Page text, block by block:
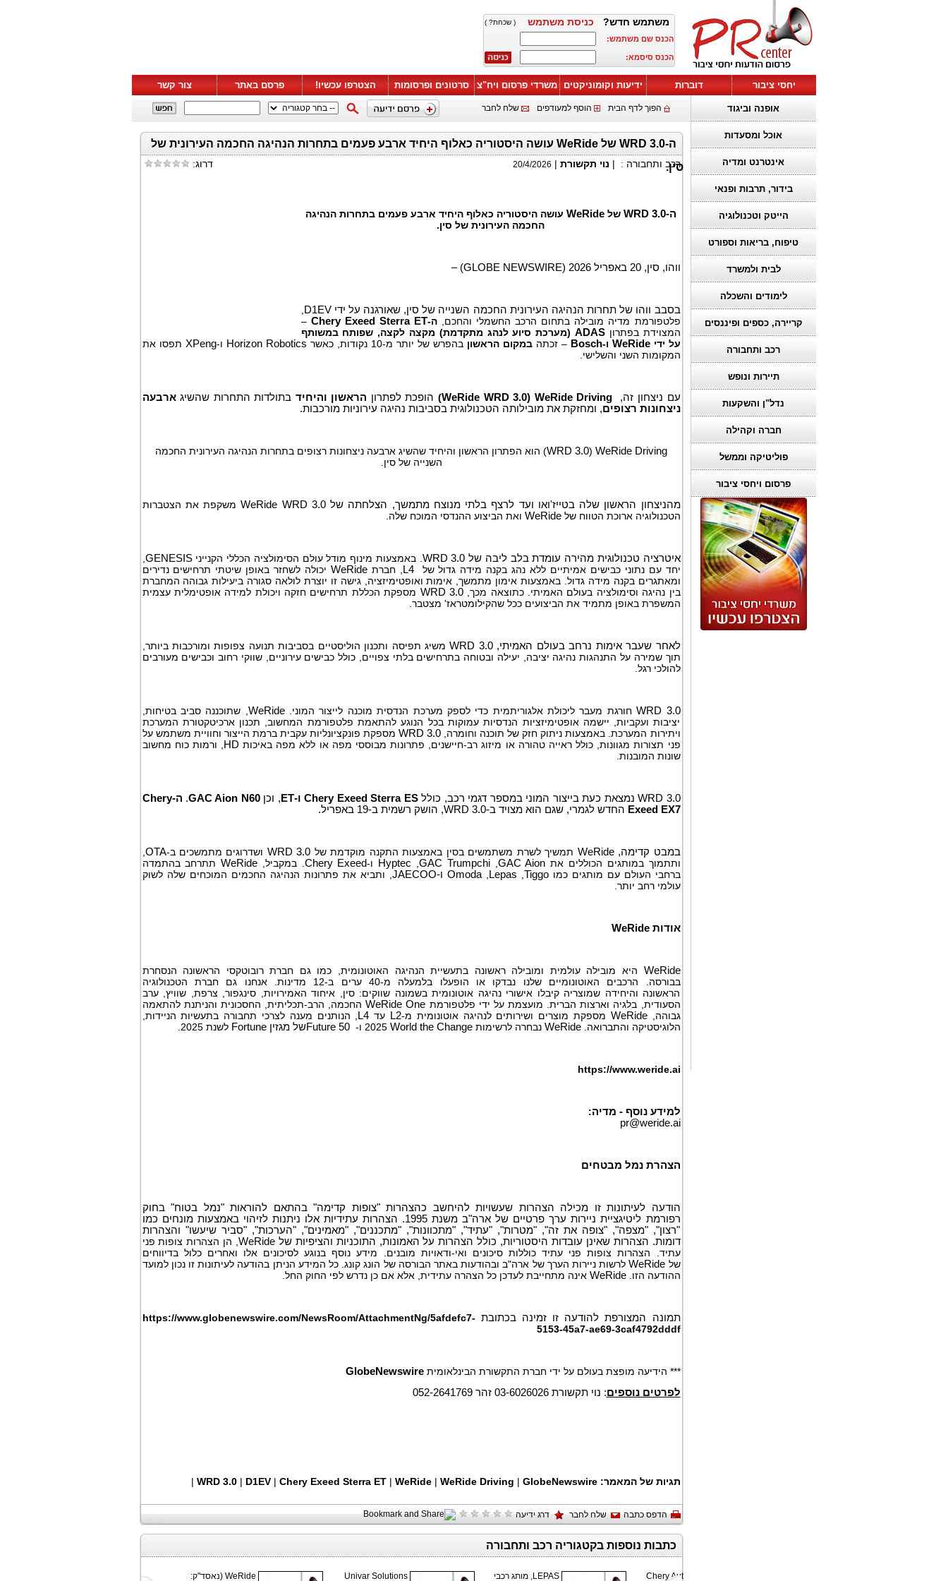
משתמש חדש? כניסת משתמש ( שכחת? )
הכנס שם משתמש:
הכנס סיסמא:
יחסי ציבור דוברות ידיעות וקומוניקטים משרדי פרסום ויח"צ סרטונים ופרסומות הצטרפו עכשיו! פרסם באתר צור קשר
אופנה וביגוד
אוכל ומסעדות
אינטרנט ומדיה
בידור, תרבות ופנאי
הייטק וטכנולוגיה
טיפוח, בריאות וספורט
לבית ולמשרד
לימודים והשכלה
קריירה, כספים ופיננסים
רכב ותחבורה
תיירות ונופש
נדל"ן והשקעות
חברה וקהילה
פוליטיקה וממשל
פרסום ויחסי ציבור
הפוך לדף הבית הוסף למעודפים שלח לחבר
ה-WRD 3.0 של WeRide עושה היסטוריה כאלוף היחיד ארבע פעמים בתחרות הנהיגה החכמה העירונית של
סין.
רכב ותחבורה :
| נוי תקשורת |
20/4/2026 דרוג:
ה-WRD 3.0 שלWeRide עושה היסטוריה כאלוף היחיד ארבע פעמים בתחרות הנהיגה
החכמה העירונית של סין.
ווהו, סין, 20 באפריל 2026 (GLOBE NEWSWIRE) –
בסבב ווהו של תחרות הנהיגה העירונית החכמה השנייה של סין, שאורגנה על ידיD1EV
פלטפורמת מדיה מובילה בתחום הרכב החשמלי והחכם,ה-Chery Exeed Sterra ET
–
המצוידת בפתרוןADAS (מערכת סיוע לנהג מתקדמת) מקצה לקצה, שפותח במשותף
על ידיWeRide ו-Bosch – זכתהבמקום הראשון בהפרש של יותר מ-10 נקודות, כאשר Horizon Robotics ו-XPeng תפסו את
המקומות השני והשלישי.
עם ניצחון זה, WeRide Driving
(
WeRide WRD 3.0
) הופכת לפתרון הראשון והיחיד בתולדות התחרות שהשיגארבעה
ניצחונות רצופים, ומחזקת את מובילותה הטכנולוגית בסביבות נהיגה עירוניות מורכבות.
WeRide Driving
(
WRD 3.0) הוא הפתרון הראשון והיחיד שהשיג ארבעה ניצחונות רצופים בתחרות הנהיגה העירונית החכמה
השנייה של סין.
מהניצחון הראשון שלה בטייז'ואו ועד לרצף בלתי מנוצח מתמשך, הצלחתה שלWeRide WRD 3.0משקפת את הצטברות
הטכנולוגיה ארוכת הטווח שלWeRide ואת הביצוע ההנדסי המוכח שלה.
איטרציה טכנולוגית מהירה עומדת בלב ליבה של WRD 3.0 . באמצעות מינוף מודל עולם הסימולציה הכללי הקנייניGENESIS
יחד עם נתוני כבישים אמיתיים ללא נהג בקנה מידה גדול של
L4 , חברתWeRide יכולה לשחזר באופן שיטתי תרחישים נדירים
ומאתגרים בקנה מידה גדול. באמצעות אימון מתמשך, אימות ואופטימיזציה, גישה זו יוצרת לולאה סגורה ביעילות גבוהה המחברת
בין נהיגה וסימולציה בעולם האמיתי. כתוצאה מכך,WRD 3.0 מספקת הכללת תרחישים חזקה ויכולת למידה אופטימלית עצמית
המשפרת באופן מתמיד את הביצועים ככל שהקילומטראז' מצטבר.
לאחר שעבר אימות נרחב בעולם האמיתי,WRD 3.0משיג תפיסה ותכנון הוליסטיים בסביבות תנועה צפופות ומורכבות ביותר,
תוך שמירה על התנהגות נהיגה יציבה, יעילה ובטוחה בתרחישים בלתי צפויים, כולל כבישים עירוניים, שווקי רחוב וכבישים מעורבים
להולכי רגל.
WRD 3.0חורגת מעבר ליכולת אלגוריתמית כדי לספק מערכת הנדסית מוכנה לייצור המוני.WeRide , שתוכננה סביב בטיחות,
יציבות ועקביות, יישמה אופטימיזציות הנדסיות עמוקות בכל הנוגע להתאמת פלטפורמת המחשוב, תכנון ארכיטקטורת המערכת
ויתירות המערכת. באמצעות ניתוק חזק של תוכנה וחומרה, WRD 3.0 מספקת פונקציונליות עקבית ברמת הייצור וחוויית משתמש על
פני תצורות מגוונות, כולל ראייה טהורה או מיזוג רב-חיישנים, פתרונות מבוססי מפה או ללא מפה באיכות HD
, ורמות כוח מחשוב
שונות המובנות.
WRD 3.0 נמצאת כעת בייצור המוני במספר דגמי רכב, כולל Chery Exeed Sterra ES ו-ET , וכןGAC Aion N60
.
ה-Chery
Exeed EX7 החדש לגמרי, שגם הוא מצויד ב-WRD 3.0, הושק רשמית ב-19 באפריל.
במבט קדימה,WeRide תמשיך לשרת משתמשים בסין באמצעות התקנה מוקדמת של WRD 3.0 ושדרוגים מתמשכים ב-OTA
ותתמוך במותגים הכוללים את GAC Aion
,
GAC Trumpchi
,
Hyptec ו-Chery Exeed . במקביל, WeRideתתרחב בהתמדה
ברחבי העולם עם מותגים כמוTiggo
Lepas
,
Omoda ו-JAECOO , ותביא את פתרונות הנהיגה החכמים המוכחים שלה לשוק
עולמי רחב יותר.
אודותWeRide
WeRide היא מובילה עולמית ומובילה ראשונה בתעשיית הנהיגה האוטונומית, כמו גם חברת רובוטקסי הראשונה הנסחרת
בבורסה. הרכבים האוטונומיים שלנו נבדקו או הופעלו בלמעלה מ-40 ערים ב-12 מדינות. אנחנו גם חברת הטכנולוגיה
הראשונה והיחידה שמוצריה קיבלו אישורי נהיגה אוטונומית בשמונה שווקים: סין, איחוד האמירויות, סינגפור, צרפת, שוויץ, ערב
הסעודית, בלגיה וארצות הברית. מועצמת על ידי פלטפורמת WeRide Oneהחכמה, הרב-תכליתית, החסכונית והניתנת להתאמה
גבוהה,WeRide מספקת מוצרים ושירותים לנהיגה אוטונומית מ-L2 עד L4
, הנותנים מענה לצרכי תחבורה בתעשיות הניידות,
הלוגיסטיקה והתברואה.WeRide נבחרה לרשימותChange
the
World 2025 ו- Future 50של מגזיןFortune לשנת 2025.
https://www.weride.ai
למידע נוסף - מדיה:
pr@weride.ai
הצהרת נמל מבטחים
הודעה לעיתונות זו מכילה הצהרות שעשויות להיחשב כהצהרות "צופות קדימה" בהתאם להוראות "נמל בטוח" בחוק
רפורמת ליטיגציית ניירות ערך פרטיים של ארה"ב משנת 1995. הצהרות עתידיות אלו ניתנות לזיהוי באמצעות מונחים כמו
"רצון", "מצפה", "צופה את זה", "מטרות", "עתיד", "מתכוונות", "מתכננים", "מאמינים", "הערכות", "סביר שיעשו" והצהרות
דומות. הצהרות שאינן עובדות היסטוריות, כולל הצהרות על האמונות, התוכניות והציפיות של WeRide , הן הצהרות צופות פני
עתיד. הצהרות צופות פני עתיד כוללות סיכונים ואי-ודאויות מובנים. מידע נוסף בנוגע לסיכונים אלו ואחרים כלול בדיווחים
של WeRideלרשות ניירות הערך של ארה"ב ובהודעות באתר הבורסה של הונג קונג. כל המידע הניתן בהודעה לעיתונות זו נכון למועד
ההודעה הזו.WeRide אינה מתחייבת לעדכן כל הצהרה עתידית, אלא אם כן נדרש לפי החוק החל.
תמונה המצורפת להודעה זו זמינה בכתובת https://www.globenewswire.com/NewsRoom/AttachmentNg/5afdefc7-
5153-45a7-ae69-3caf4792dddf
*** הידיעה מופצת בעולם על ידי חברת התקשורת הבינלאומיתGlobeNewswire
לפרטים נוספים: נוי תקשורת 03-6026026 זהר 052-2641769
תגיות של המאמר: WRD 3.0| D1EV| Chery Exeed Sterra ET| WeRide | WeRide Driving | GlobeNewswire
|
הדפס כתבה שלח לחבר דרג ידיעה
כתבות נוספות בקטגוריה רכב ותחבורה
WeRide (נאסד"ק: Univar Solutions LEPAS, מותג רכבי חברת Chery Auto